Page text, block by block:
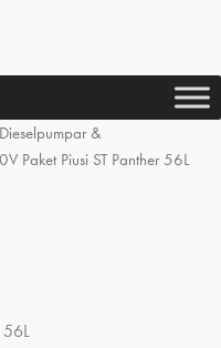
Dieselpumpar &
Paket Piusi ST Panther 56L
56L